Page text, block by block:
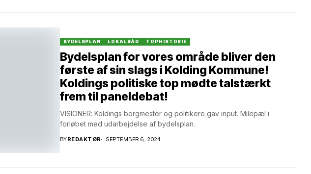
BYDELSPLAN LOKALRÅD TOPHISTORIE
Bydelsplan for vores område bliver den
første af sin slags i Kolding Kommune!
Koldings politiske top mødte talstærkt
frem til paneldebat!
VISIONER: Koldings borgmester og politikere gav input. Milepæl i
forløbet med udarbejdelse af bydelsplan.
BYREDAKTØR SEPTEMBER 6, 2024